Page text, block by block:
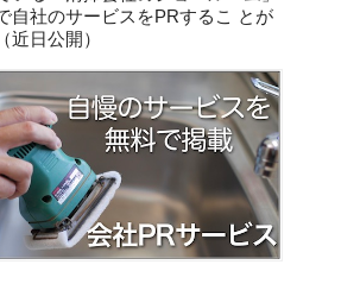
自社のサービスをPRするこ とが
近日公開）